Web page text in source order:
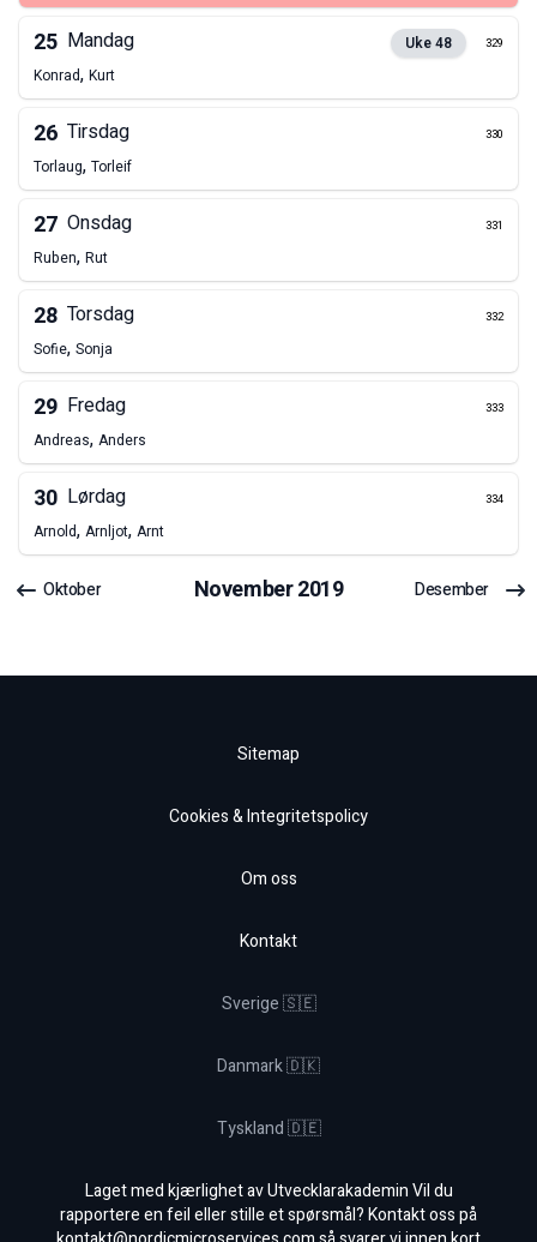
25 Mandag Uke48 329
Konrad, Kurt
26 Tirsdag 330
Torlaug, Torleif
27 Onsdag 331
Ruben, Rut
28 Torsdag 332
Sofie, Sonja
29 Fredag 333
Andreas, Anders
30 Lørdag 334
Arnold, Arnljot, Arnt
Oktober November2019 Desember
Sitemap
Cookies & Integritetspolicy
Om oss
Kontakt
Sverige 🇸🇪
Danmark 🇩🇰
Tyskland 🇩🇪
Laget med kjærlighet av Utvecklarakademin Vil du
rapportere en feil eller stille et spørsmål? Kontakt oss på